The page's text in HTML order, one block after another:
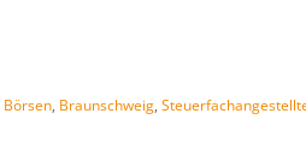
Börsen, Braunschweig,